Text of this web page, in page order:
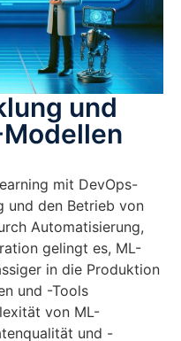
und
mit DevOps-
und den Betrieb von
Automatisierung,
gelingt es, ML-
in die Produktion
und -Tools
von ML-
und -